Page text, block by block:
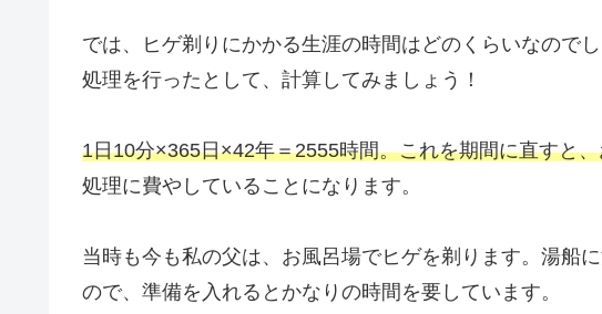
では、ヒゲ剃りにかかる生涯の時間はどのくらいなので
処理を行ったとして、計算してみましょう！
1日10分×365日×42年＝2555時間。これを期間に直すと
処理に費やしていることになります。
当時も今も私の父は、お風呂場でヒゲを剃ります。湯船
ので、準備を入れるとかなりの時間を要しています。